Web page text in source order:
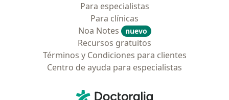
Para especialistas
Para clínicas
Noa Notes
nuevo
Recursos gratuitos
Términos y Condiciones para clientes
Centro de ayuda para especialistas
Doctoralia - Página de inicio